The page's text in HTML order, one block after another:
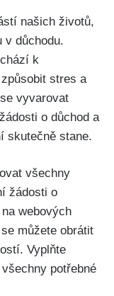
našich životů,
v důchodu.
k
stres a
vyvarovat
o důchod a
skutečně stane.
všechny
žádosti o
webových
můžete obrátit
Vyplňte
potřebné